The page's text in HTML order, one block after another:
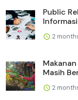
Public
2
Masih
2